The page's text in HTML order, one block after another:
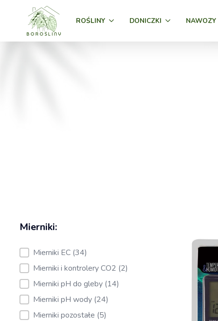
ROŚLINY DONICZKI NAWOZY
Kategoria produktów:
Mierniki EC (34)
Mierniki i kontrolery CO2 (2)
Mierniki pH do gleby (14)
Mierniki pH wody (24)
Mierniki pozostałe (5)